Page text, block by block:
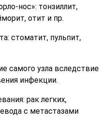
нос»: тонзиллит,
отит и пр.
стоматит, пульпит,
самого узла вследствие
инфекции.
рак легких,
с метастазами